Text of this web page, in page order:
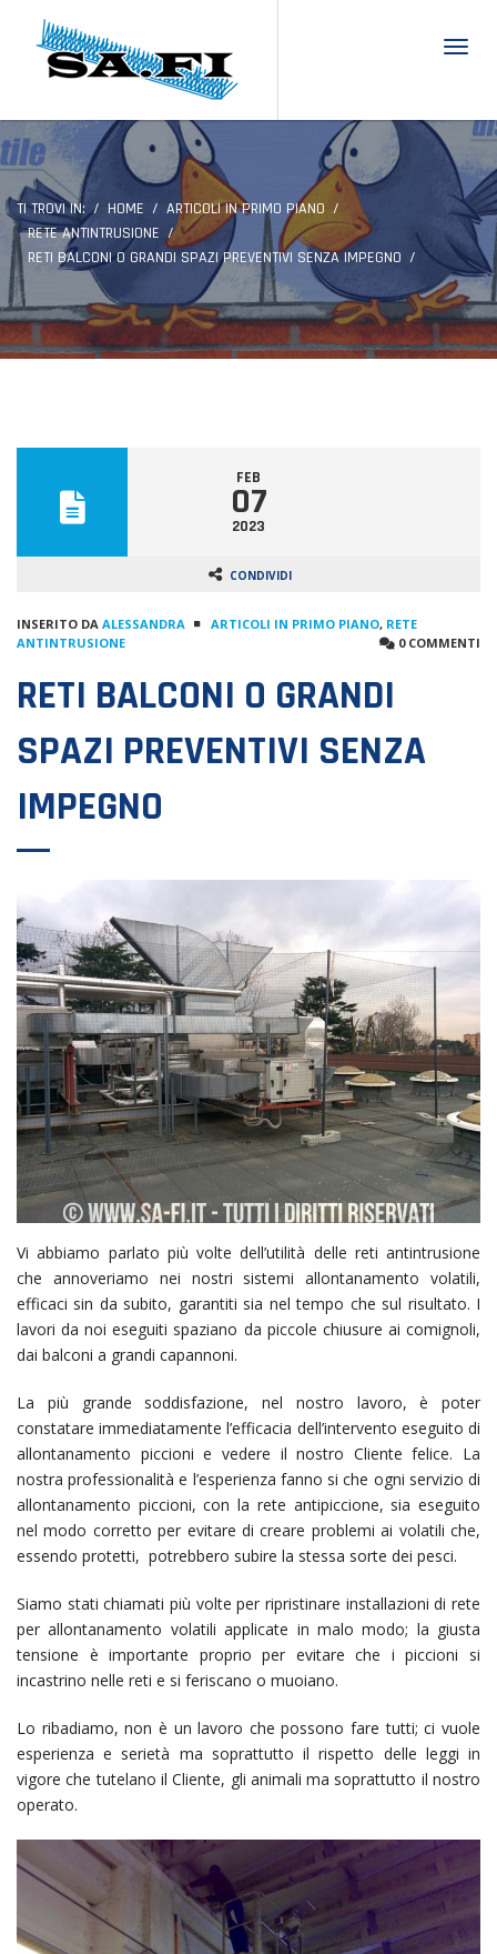
TI TROVI IN: HOME
ARTICOLI IN PRIMO PIANO
RETE ANTINTRUSIONE
RETI BALCONI O GRANDI SPAZI PREVENTIVI SENZA IMPEGNO
FEB
07
2023
CONDIVIDI
INSERITO DA ALESSANDRA ARTICOLI IN PRIMO PIANO, RETE
ANTINTRUSIONE
0 COMMENTI
RETI BALCONI O GRANDI
SPAZI PREVENTIVI SENZA
IMPEGNO
Vi abbiamo parlato più volte dell’utilità delle reti antintrusione
che annoveriamo nei nostri sistemi allontanamento volatili,
efficaci sin da subito, garantiti sia nel tempo che sul risultato. I
lavori da noi eseguiti spaziano da piccole chiusure ai comignoli,
dai balconi a grandi capannoni.
La più grande soddisfazione, nel nostro lavoro, è poter
constatare immediatamente l’efficacia dell’intervento eseguito di
allontanamento piccioni e vedere il nostro Cliente felice. La
nostra professionalità e l’esperienza fanno si che ogni servizio di
allontanamento piccioni, con la rete antipiccione, sia eseguito
nel modo corretto per evitare di creare problemi ai volatili che,
essendo protetti, potrebbero subire la stessa sorte dei pesci.
Siamo stati chiamati più volte per ripristinare installazioni di rete
per allontanamento volatili applicate in malo modo; la giusta
tensione è importante proprio per evitare che i piccioni si
incastrino nelle reti e si feriscano o muoiano.
Lo ribadiamo, non è un lavoro che possono fare tutti; ci vuole
esperienza e serietà ma soprattutto il rispetto delle leggi in
vigore che tutelano il Cliente, gli animali ma soprattutto il nostro
operato.